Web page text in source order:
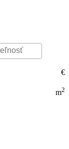
€
m2